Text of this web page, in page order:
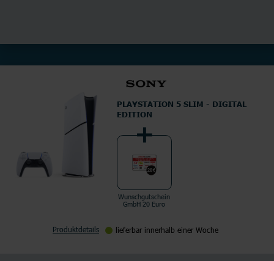
PLAYSTATION 5 SLIM - DIGITAL
EDITION
Wunschgutschein
GmbH 20 Euro
Produktdetails lieferbar innerhalb einer Woche